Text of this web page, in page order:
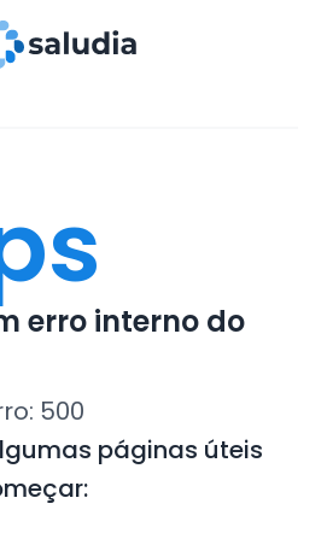
erro interno do
500
páginas úteis